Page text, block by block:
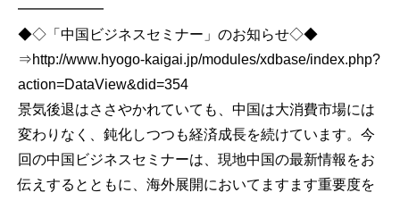
━━━━━━
◆◇「中国ビジネスセミナー」のお知らせ◇◆
⇒http://www.hyogo-kaigai.jp/modules/xdbase/index.php?
action=DataView&did=354
景気後退はささやかれていても、中国は大消費市場には
変わりなく、鈍化しつつも経済成長を続けています。今
回の中国ビジネスセミナーは、現地中国の最新情報をお
伝えするとともに、海外展開においてますます重要度を